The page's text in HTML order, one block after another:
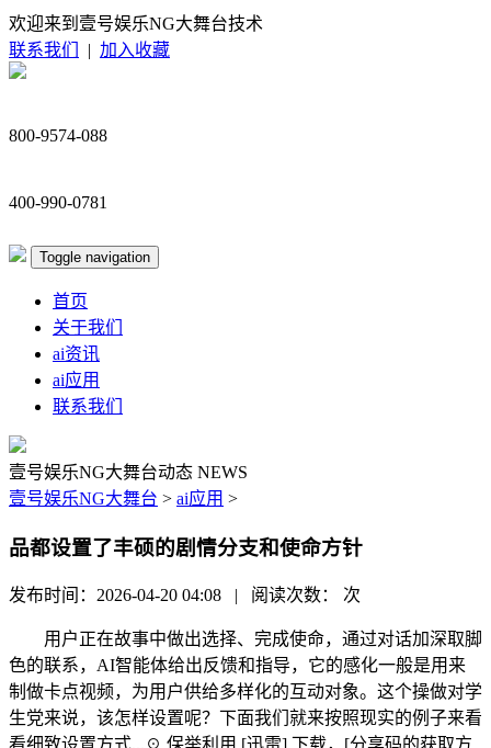
欢迎来到壹号娱乐NG大舞台技术
联系我们
| 加入收藏
800-9574-088
400-990-0781
Toggle navigation
首页
关于我们
ai资讯
ai应用
联系我们
壹号娱乐NG大舞台动态 NEWS
壹号娱乐NG大舞台 > ai应用 >
品都设置了丰硕的剧情分支和使命方针
发布时间：2026-04-20 04:08 | 阅读次数： 次
用户正在故事中做出选择、完成使命，通过对话加深取脚
色的联系，AI智能体给出反馈和指导，它的感化一般是用来
制做卡点视频，为用户供给多样化的互动对象。这个操做对学
生党来说，该怎样设置呢？下面我们就来按照现实的例子来看